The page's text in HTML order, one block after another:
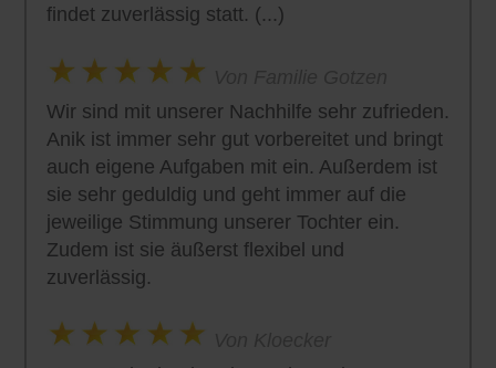
findet zuverlässig statt. (...)
Wir sind mit unserer Nachhilfe sehr zufrieden.
Anik ist immer sehr gut vorbereitet und bringt
auch eigene Aufgaben mit ein. Außerdem ist
sie sehr geduldig und geht immer auf die
jeweilige Stimmung unserer Tochter ein.
Zudem ist sie äußerst flexibel und
zuverlässig.